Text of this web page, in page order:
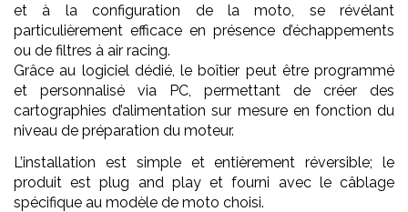
et à la configuration de la moto, se révélant
particulièrement efficace en présence d’échappements
ou de filtres à air racing.
Grâce au logiciel dédié, le boîtier peut être programmé
et personnalisé via PC, permettant de créer des
cartographies d’alimentation sur mesure en fonction du
niveau de préparation du moteur.
L’installation est simple et entièrement réversible; le
produit est plug and play et fourni avec le câblage
spécifique au modèle de moto choisi.